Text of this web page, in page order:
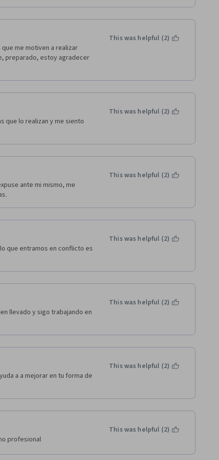
me motiven a realizar
preparado, estoy agradecer
This was helpful (2)
que lo realizan y me siento
This was helpful (2)
ante mi mismo, me
This was helpful (2)
que entramos en conflicto es
This was helpful (2)
llevado y sigo trabajando en
This was helpful (2)
a a mejorar en tu forma de
This was helpful (2)
profesional
This was helpful (2)